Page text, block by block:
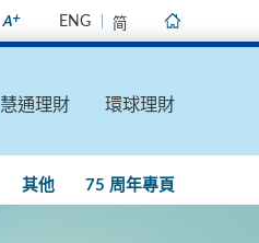
ENG 简
慧通理財 環球理財
其他 75 周年專頁